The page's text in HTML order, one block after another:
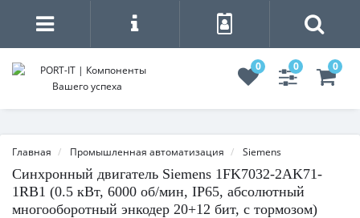
0 0 0
Главная Промышленная автоматизация Siemens
Синхронный двигатель Siemens 1FK7032-2AK71-
1RB1 (0.5 кВт, 6000 об/мин, IP65, абсолютный
многооборотный энкодер 20+12 бит, с тормозом)